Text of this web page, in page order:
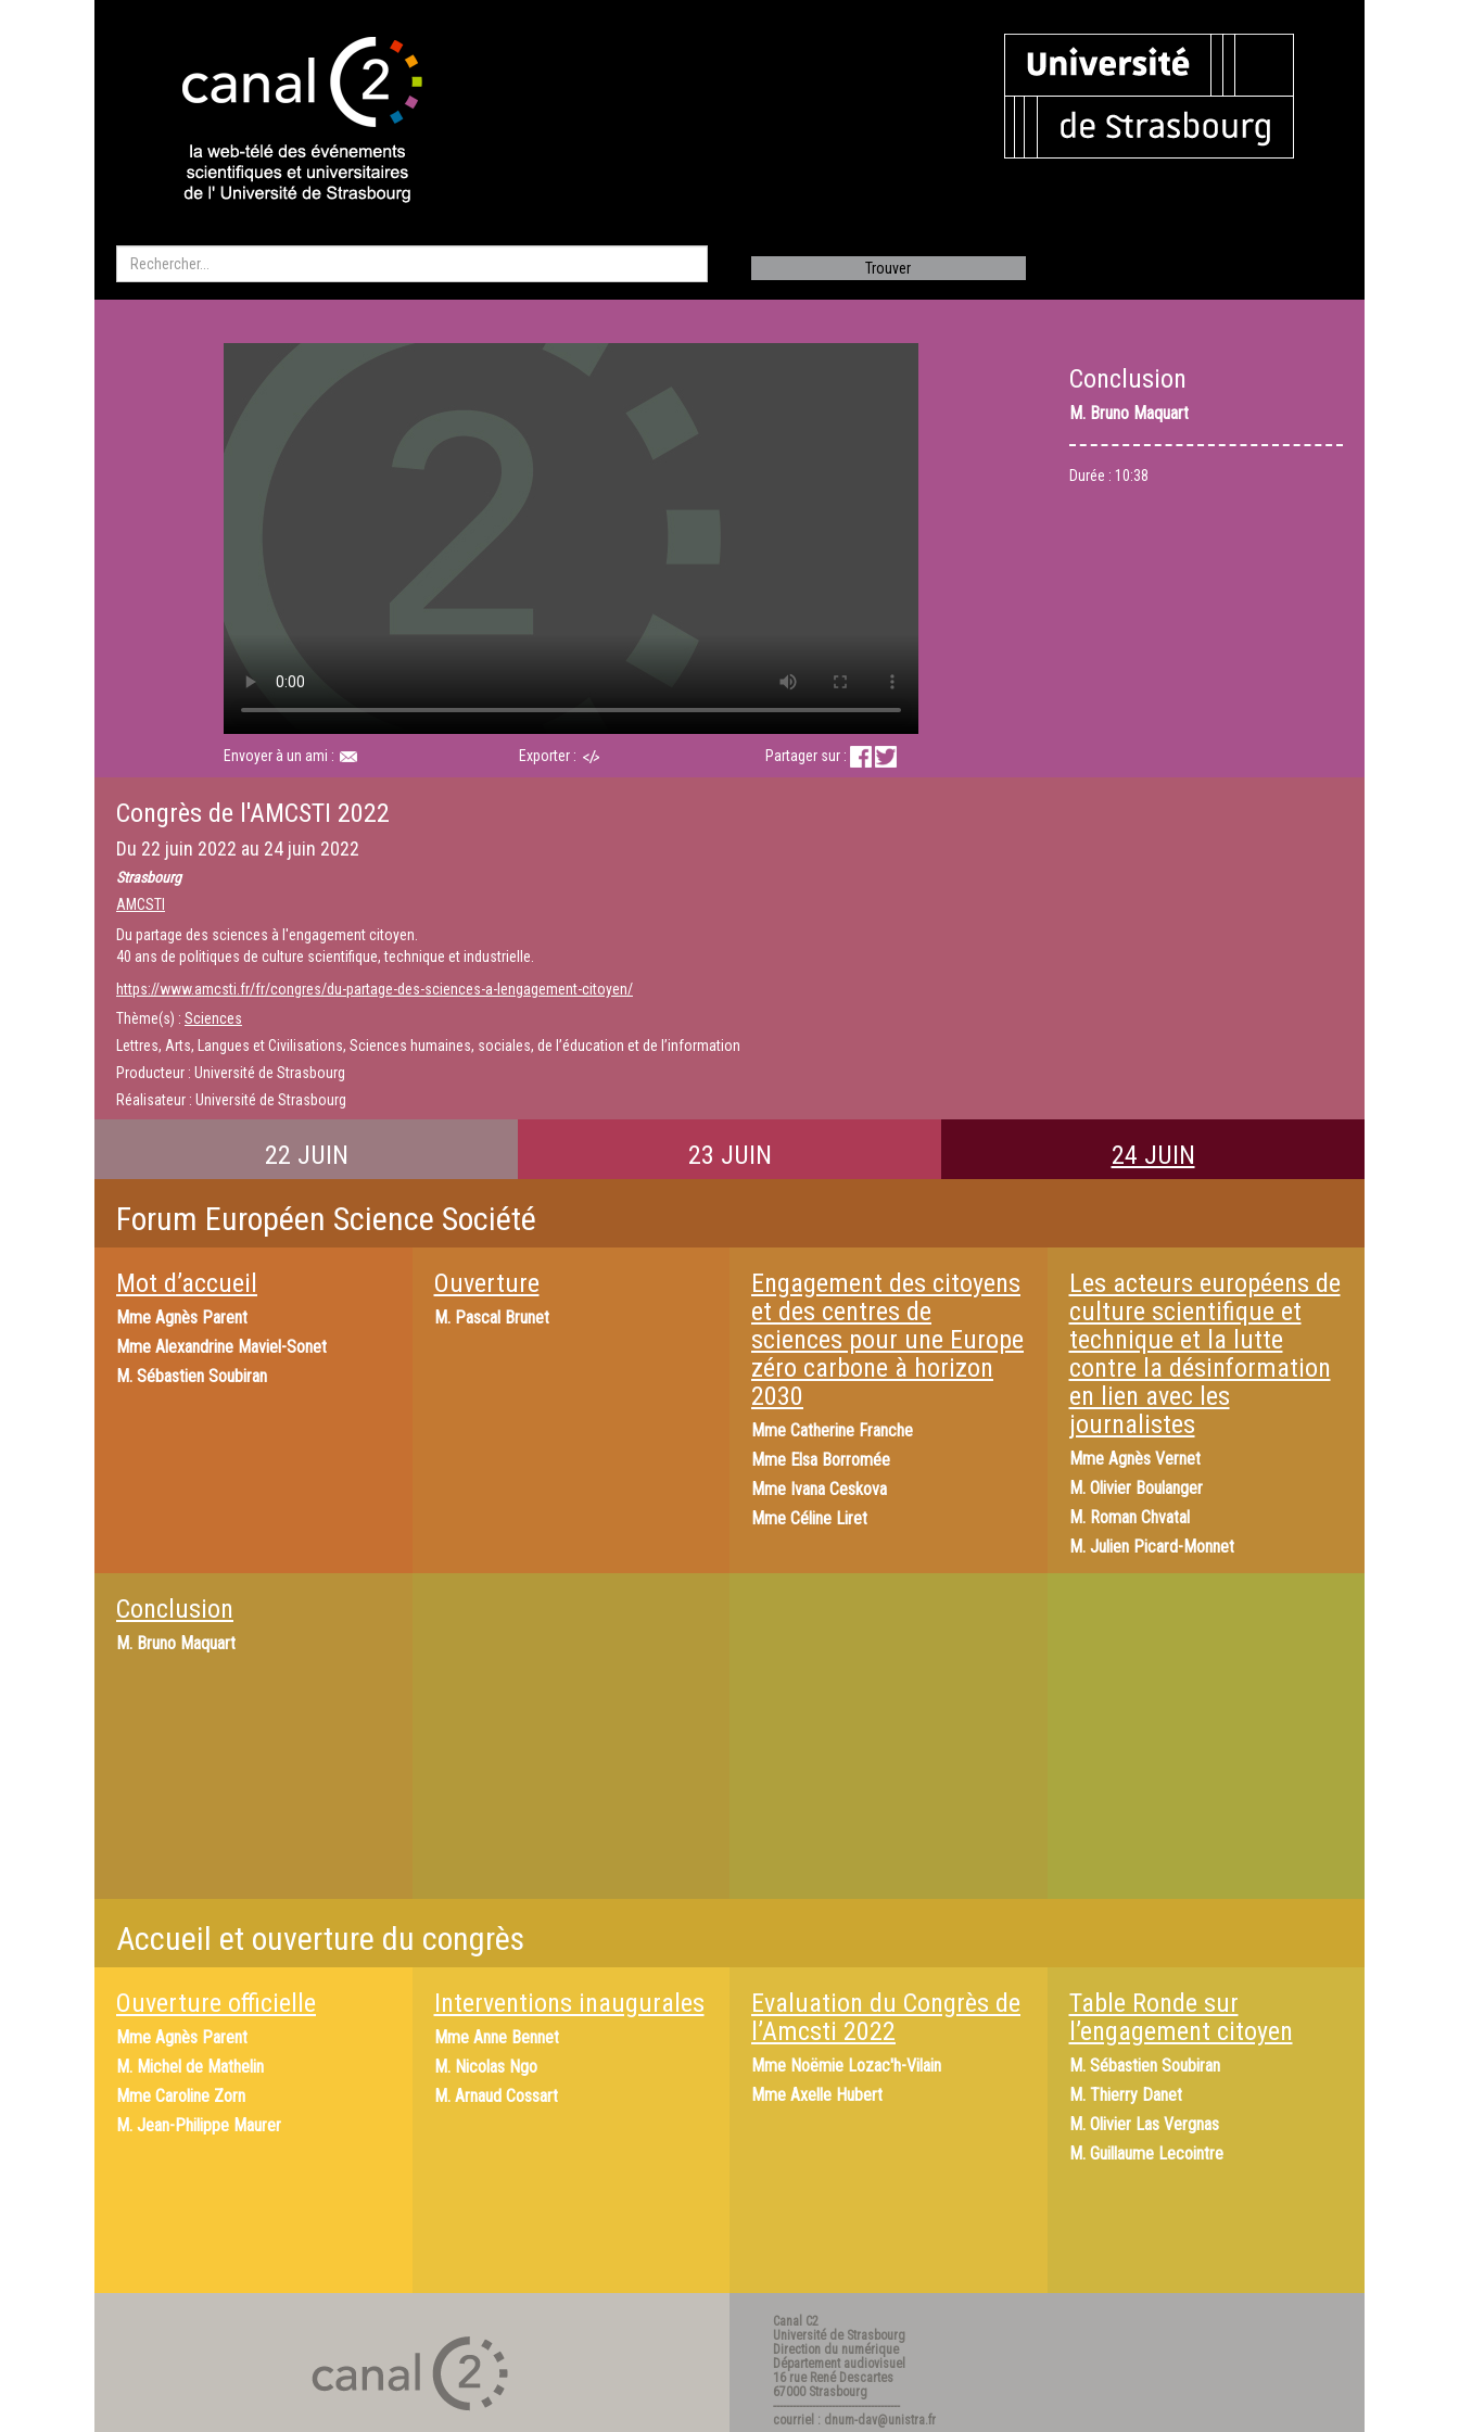
Envoyer à un ami : Exporter : Partager sur :
Conclusion
M. Bruno Maquart
Durée : 10:38
Congrès de l'AMCSTI 2022
Du 22 juin 2022 au 24 juin 2022
Strasbourg
AMCSTI
Du partage des sciences à l'engagement citoyen.
40 ans de politiques de culture scientifique, technique et industrielle.
https://www.amcsti.fr/fr/congres/du-partage-des-sciences-a-lengagement-citoyen/
Thème(s) : Sciences
Lettres, Arts, Langues et Civilisations, Sciences humaines, sociales, de l’éducation et de l’information
Producteur : Université de Strasbourg
Réalisateur : Université de Strasbourg
22 JUIN 23 JUIN 24 JUIN
Forum Européen Science Société
Mot d’accueil
Mme Agnès Parent
Mme Alexandrine Maviel-Sonet
M. Sébastien Soubiran
Ouverture
M. Pascal Brunet
Engagement des citoyens
et des centres de
sciences pour une Europe
zéro carbone à horizon
2030
Mme Catherine Franche
Mme Elsa Borromée
Mme Ivana Ceskova
Mme Céline Liret
Les acteurs européens de
culture scientifique et
technique et la lutte
contre la désinformation
en lien avec les
journalistes
Mme Agnès Vernet
M. Olivier Boulanger
M. Roman Chvatal
M. Julien Picard-Monnet
Conclusion
M. Bruno Maquart
Accueil et ouverture du congrès
Ouverture officielle
Mme Agnès Parent
M. Michel de Mathelin
Mme Caroline Zorn
M. Jean-Philippe Maurer
Interventions inaugurales
Mme Anne Bennet
M. Nicolas Ngo
M. Arnaud Cossart
Evaluation du Congrès de
l’Amcsti 2022
Mme Noëmie Lozac'h-Vilain
Mme Axelle Hubert
Table Ronde sur
l’engagement citoyen
M. Sébastien Soubiran
M. Thierry Danet
M. Olivier Las Vergnas
M. Guillaume Lecointre
Canal C2
Université de Strasbourg
Direction du numérique
Département audiovisuel
16 rue René Descartes
67000 Strasbourg
---------------------------------------
courriel : dnum-dav@unistra.fr